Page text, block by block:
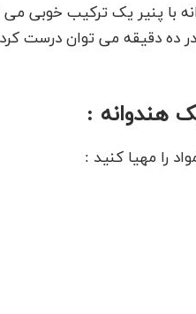
با پنیر یک ترکیب خوبی
ده دقیقه می توان درست
هندوانه :
را مهیا کنید :